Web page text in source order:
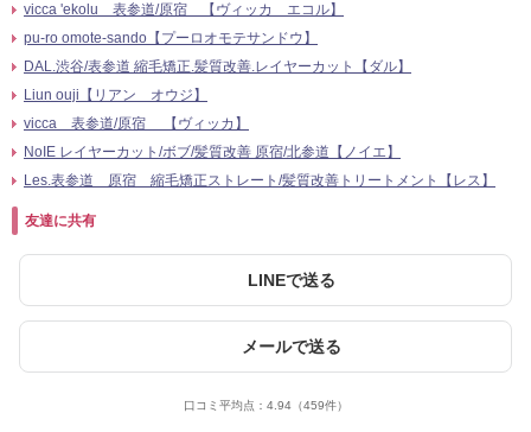
vicca 'ekolu 表参道/原宿 【ヴィッカ エコル】
pu-ro omote-sando【プーロオモテサンドウ】
DAL.渋谷/表参道 縮毛矯正.髪質改善.レイヤーカット【ダル】
Liun ouji【リアン オウジ】
vicca 表参道/原宿 【ヴィッカ】
NoIE レイヤーカット/ボブ/髪質改善 原宿/北参道【ノイエ】
Les.表参道 原宿 縮毛矯正ストレート/髪質改善トリートメント【レス】
友達に共有
LINEで送る
メールで送る
口コミ平均点： 4.94（459件）